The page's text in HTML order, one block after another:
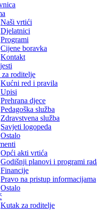
Naši vrtići
Djelatnici
Programi
Cijene boravka
Kontakt
roditelje
Kućni red i pravila
Upisi
Prehrana djece
Pedagoška služba
Zdravstvena služba
Savjeti logopeda
Ostalo
Opći akti vrtića
Godišnji planovi i programi
Financije
Pravo na pristup informacijama
Ostalo
Kutak za roditelje